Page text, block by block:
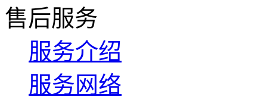
售后服务
服务介绍
服务网络